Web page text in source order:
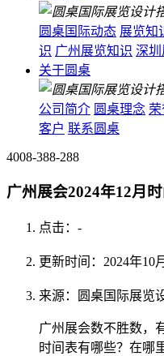
圆桌国际动态 展览知
识 广州展览知识 深圳
关于圆桌
公司简介 圆桌理念
客户 联系圆桌
4008-388-288
广州展会2024年12月
点击： -
更新时间：2024年10
来源：圆桌国际展览
广州展会数不胜数，
时间表有哪些？在哪